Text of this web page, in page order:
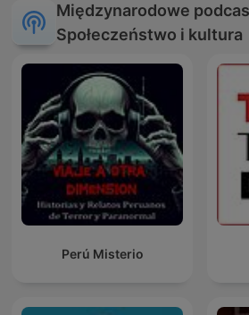
Międzynarodowe
Społeczeństwo i kultura
Perú Misterio